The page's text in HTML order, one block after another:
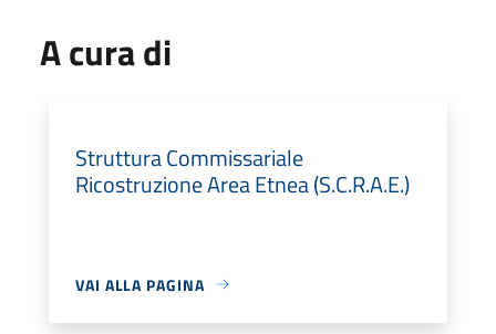
A cura di
Struttura Commissariale
Ricostruzione Area Etnea (S.C.R.A.E.)
VAI ALLA PAGINA